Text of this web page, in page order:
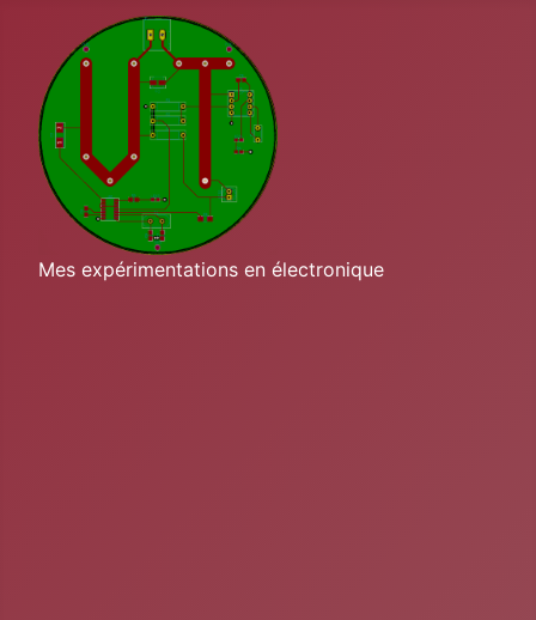
Mes expérimentations en électronique